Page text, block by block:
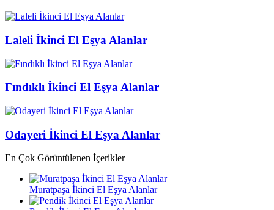
Laleli İkinci El Eşya Alanlar
Fındıklı İkinci El Eşya Alanlar
Odayeri İkinci El Eşya Alanlar
En Çok Görüntülenen İçerikler
Muratpaşa İkinci El Eşya Alanlar